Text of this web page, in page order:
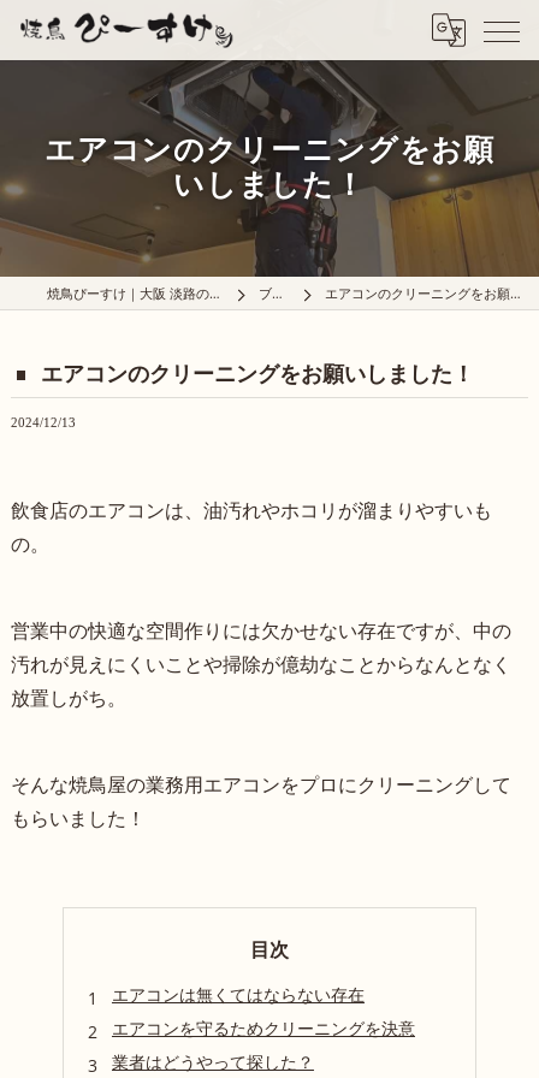
エアコンのクリーニングをお願
いしました！
焼鳥ぴーすけ｜大阪 淡路の炭火焼鳥屋 ブログ エアコンのクリーニングをお願いしました！
エアコンのクリーニングをお願いしました！
2024/12/13
飲食店のエアコンは、油汚れやホコリが溜まりやすいも
の。
営業中の快適な空間作りには欠かせない存在ですが、中の
汚れが見えにくいことや掃除が億劫なことからなんとなく
放置しがち。
そんな焼鳥屋の業務用エアコンをプロにクリーニングして
もらいました！
目次
エアコンは無くてはならない存在
エアコンを守るためクリーニングを決意
業者はどうやって探した？